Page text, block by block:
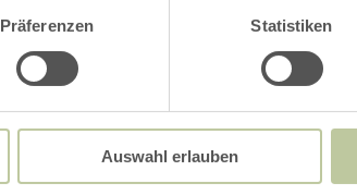
Präferenzen Statistiken
Auswahl erlauben